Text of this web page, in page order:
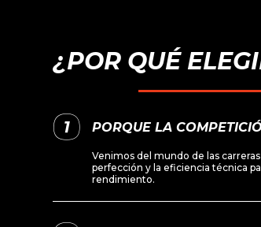
¿POR QUÉ
PORQUE LA
Venimos del mundo de las
perfección y la eficiencia técnica
rendimiento.